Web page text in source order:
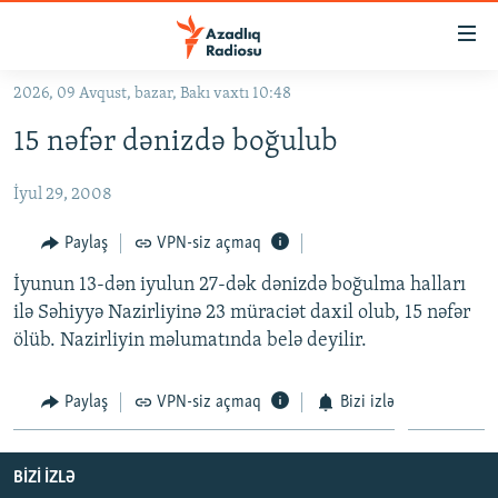
Əsas
qayıt
naviqasiyaya
Axtarışa
keç
KORRUPSIOMETR
#ƏSLINDƏ
FƏRQƏ BAX
QANUNI DOĞRU
ARAŞDIRMA
MULTIMEDIA
FOTOQALEREYA
OXU ZALI
HAQQIMIZDA
2026, 09 Avqust, bazar, Bakı vaxtı 10:48
15 nəfər dənizdə boğulub
İyul 29, 2008
Paylaş VPN-siz açmaq
İyunun 13-dən iyulun 27-dək dənizdə boğulma halları
ilə Səhiyyə Nazirliyinə 23 müraciət daxil olub, 15 nəfər
ölüb. Nazirliyin məlumatında belə deyilir.
Paylaş VPN-siz açmaq Bizi izlə
BIZI IZLƏ